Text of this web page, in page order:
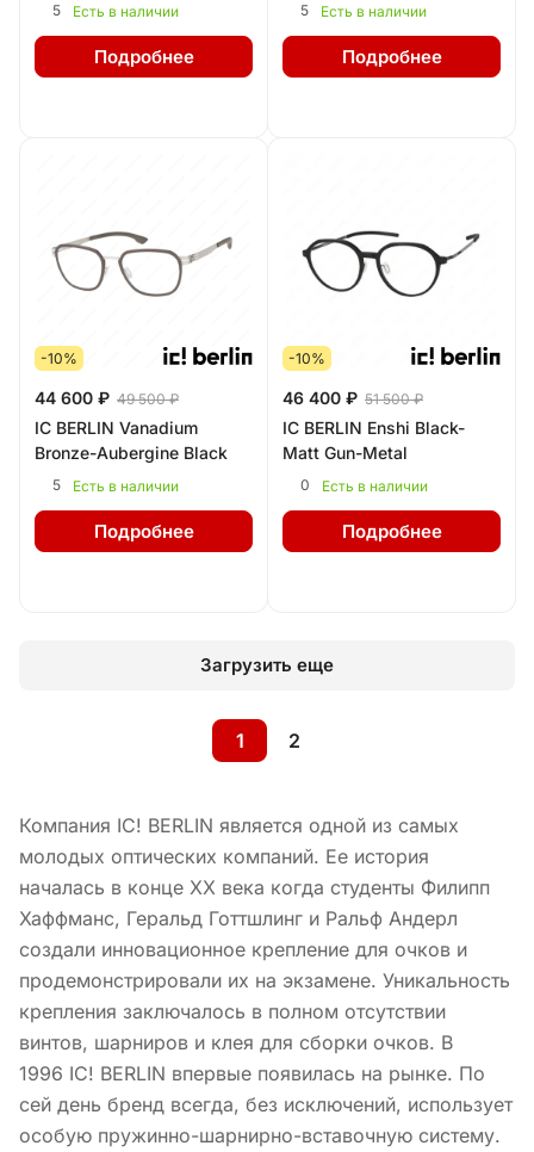
5 Есть в наличии
Подробнее
5 Есть в наличии
Подробнее
-10%
44 600 ₽ 49 500 ₽
IC BERLIN Vanadium
Bronze-Aubergine Black
5 Есть в наличии
Подробнее
-10%
46 400 ₽ 51 500 ₽
IC BERLIN Enshi Black-
Matt Gun-Metal
0 Есть в наличии
Подробнее
Загрузить еще
1 2
Компания IC! BERLIN является одной из самых
молодых оптических компаний. Ее история
началась в конце ХХ века когда студенты Филипп
Хаффманс, Геральд Готтшлинг и Ральф Андерл
создали инновационное крепление для очков и
продемонстрировали их на экзамене. Уникальность
крепления заключалось в полном отсутствии
винтов, шарниров и клея для сборки очков. В
1996 IC! BERLIN впервые появилась на рынке. По
сей день бренд всегда, без исключений, использует
особую пружинно-шарнирно-вставочную систему.